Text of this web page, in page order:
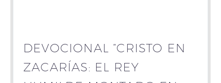
DEVOCIONAL “CRISTO EN
ZACARÍAS: EL REY